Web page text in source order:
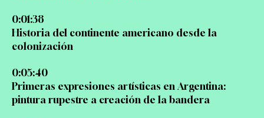
0:01:38
Historia del continente americano desde la
colonización
0:05:40
Primeras expresiones artísticas en Argentina:
pintura rupestre a creación de la bandera